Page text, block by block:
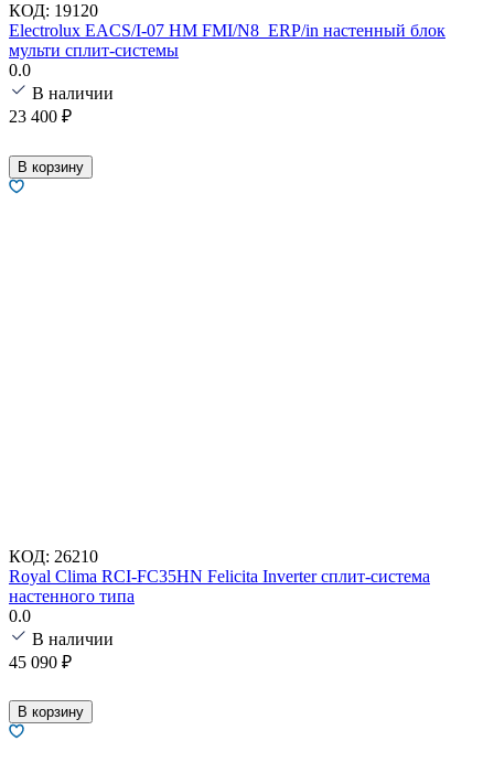
КОД: 19120
Electrolux EACS/I-07 HM FMI/N8_ERP/in настенный блок
мульти сплит-системы
0.0
В наличии
23 400 ₽
В корзину
КОД: 26210
Royal Clima RCI-FC35HN Felicita Inverter сплит-система
настенного типа
0.0
В наличии
45 090 ₽
В корзину